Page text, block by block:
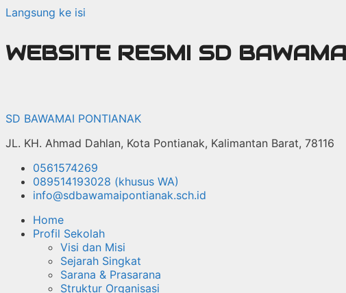
Langsung ke isi
WEBSITE RESMI SD
SD BAWAMAI PONTIANAK
JL. KH. Ahmad Dahlan, Kota Pontianak, Kalimantan Barat, 78116
0561574269
089514193028 (khusus WA)
info@sdbawamaipontianak.sch.id
Home
Profil Sekolah
Visi dan Misi
Sejarah Singkat
Sarana & Prasarana
Struktur Organisasi